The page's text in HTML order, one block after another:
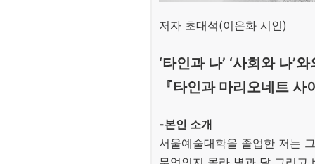
저자 초대석(이은화 시인)
‘타인과 나’ ‘사회와 나’
『타인과 마리오네트
-본인 소개
서울예술대학을 졸업한 저는